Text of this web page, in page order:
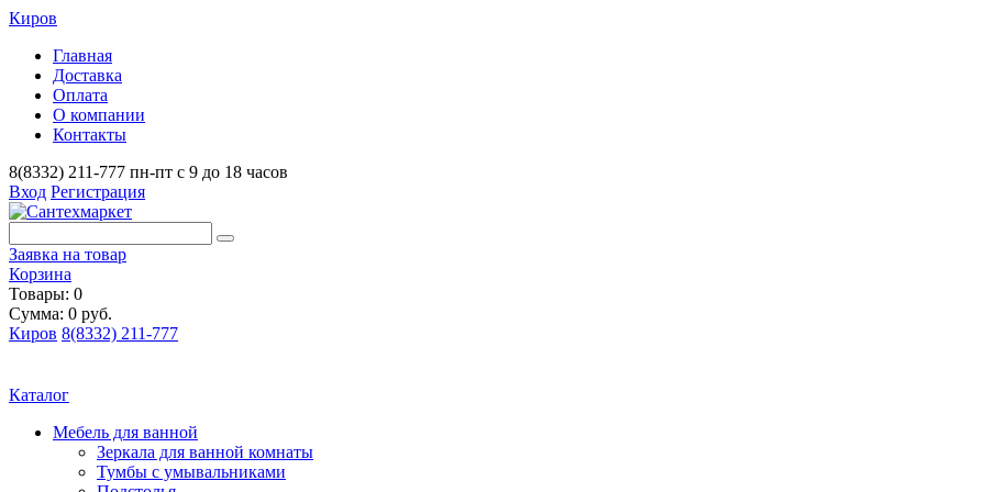
Киров
Главная
Доставка
Оплата
О компании
Контакты
8(8332) 211-777 пн-пт с 9 до 18 часов
Вход Регистрация
Заявка на товар
Корзина
Товары: 0
Сумма: 0 руб.
Киров 8(8332) 211-777
Каталог
Мебель для ванной
Зеркала для ванной комнаты
Тумбы с умывальниками